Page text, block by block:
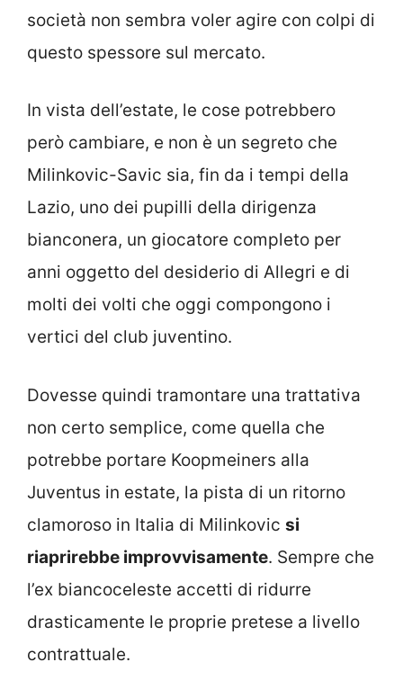
società non sembra voler agire con colpi di
questo spessore sul mercato.
In vista dell’estate, le cose potrebbero
però cambiare, e non è un segreto che
Milinkovic-Savic sia, fin da i tempi della
Lazio, uno dei pupilli della dirigenza
bianconera, un giocatore completo per
anni oggetto del desiderio di Allegri e di
molti dei volti che oggi compongono i
vertici del club juventino.
Dovesse quindi tramontare una trattativa
non certo semplice, come quella che
potrebbe portare Koopmeiners alla
Juventus in estate, la pista di un ritorno
clamoroso in Italia di Milinkovic si
riaprirebbe improvvisamente. Sempre che
l’ex biancoceleste accetti di ridurre
drasticamente le proprie pretese a livello
contrattuale.